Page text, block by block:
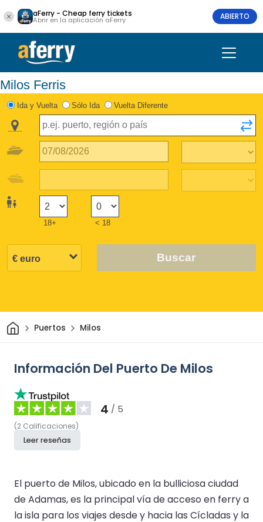
aFerry - Cheap ferry tickets
Abrir en la aplicación aFerry ABIERTO
Milos Ferris
Ida y Vuelta Sólo Ida Vuelta Diferente
18+ < 18
Buscar
InicioPuertos Milos
Información Del Puerto De Milos
4 / 5
(2 Calificaciones)
Leer reseñas
El puerto de Milos, ubicado en la bulliciosa ciudad
de Adamas, es la principal vía de acceso en ferry a
la isla para los viajes desde y hacia las Cícladas y la